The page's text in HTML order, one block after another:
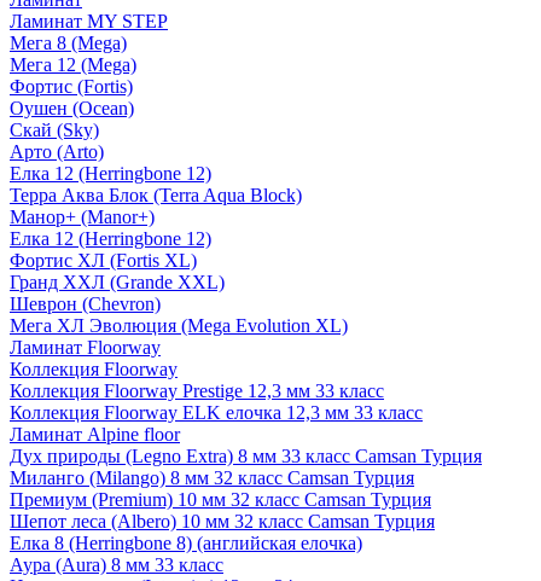
Ламинат MY STEP
Мега 8 (Mega)
Мега 12 (Mega)
Фортис (Fortis)
Оушен (Ocean)
Скай (Sky)
Арто (Arto)
Елка 12 (Herringbone 12)
Терра Аква Блок (Terra Aqua Block)
Манор+ (Manor+)
Елка 12 (Herringbone 12)
Фортис ХЛ (Fortis XL)
Гранд ХХЛ (Grande XXL)
Шеврон (Chevron)
Мега ХЛ Эволюция (Mega Evolution XL)
Ламинат Floorway
Коллекция Floorway
Коллекция Floorway Prestige 12,3 мм 33 класс
Коллекция Floorway ELK елочка 12,3 мм 33 класс
Ламинат Alpine floor
Дух природы (Legno Extra) 8 мм 33 класс Camsan Турция
Миланго (Milango) 8 мм 32 класс Camsan Турция
Премиум (Premium) 10 мм 32 класс Camsan Турция
Шепот леса (Albero) 10 мм 32 класс Camsan Турция
Елка 8 (Herringbone 8) (английская елочка)
Аура (Aura) 8 мм 33 класс